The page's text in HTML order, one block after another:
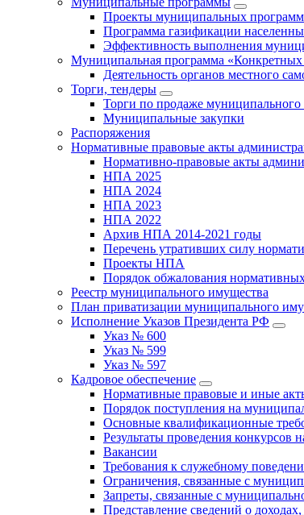
Проекты муниципальных программ
Программа газификации
Эффективность выполнения
Муниципальная программа «Конкретных
Деятельность органов местного
Торги, тендеры
Торги по продаже муниципального
Муниципальные закупки
Распоряжения
Нормативные правовые акты
Нормативно-правовые акты
НПА 2025
НПА 2024
НПА 2023
НПА 2022
Архив НПА 2014-2021 годы
Перечень утративших силу
Проекты НПА
Порядок обжалования
Реестр муниципального имущества
План приватизации муниципального
Исполнение Указов Президента РФ
Указ № 600
Указ № 599
Указ № 597
Кадровое обеспечение
Нормативные правовые и иные
Порядок поступления на
Основные квалификационные
Результаты проведения
Вакансии
Требования к служебному
Ограничения, связанные с
Запреты, связанные с
Представление сведений о